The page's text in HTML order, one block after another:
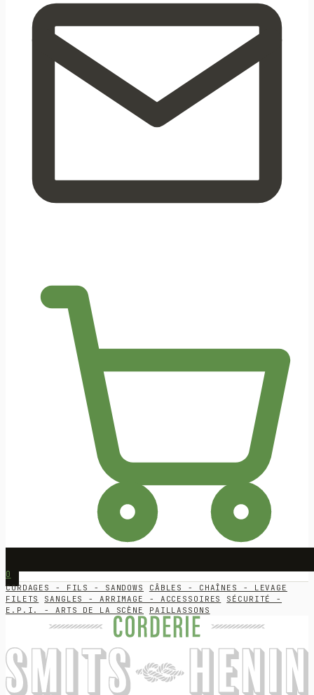
0
CORDAGES - FILS - SANDOWS
CÂBLES - CHAÎNES - LEVAGE
FILETS
SANGLES - ARRIMAGE - ACCESSOIRES
SÉCURITÉ -
E.P.I. - ARTS DE LA SCÈNE
PAILLASSONS